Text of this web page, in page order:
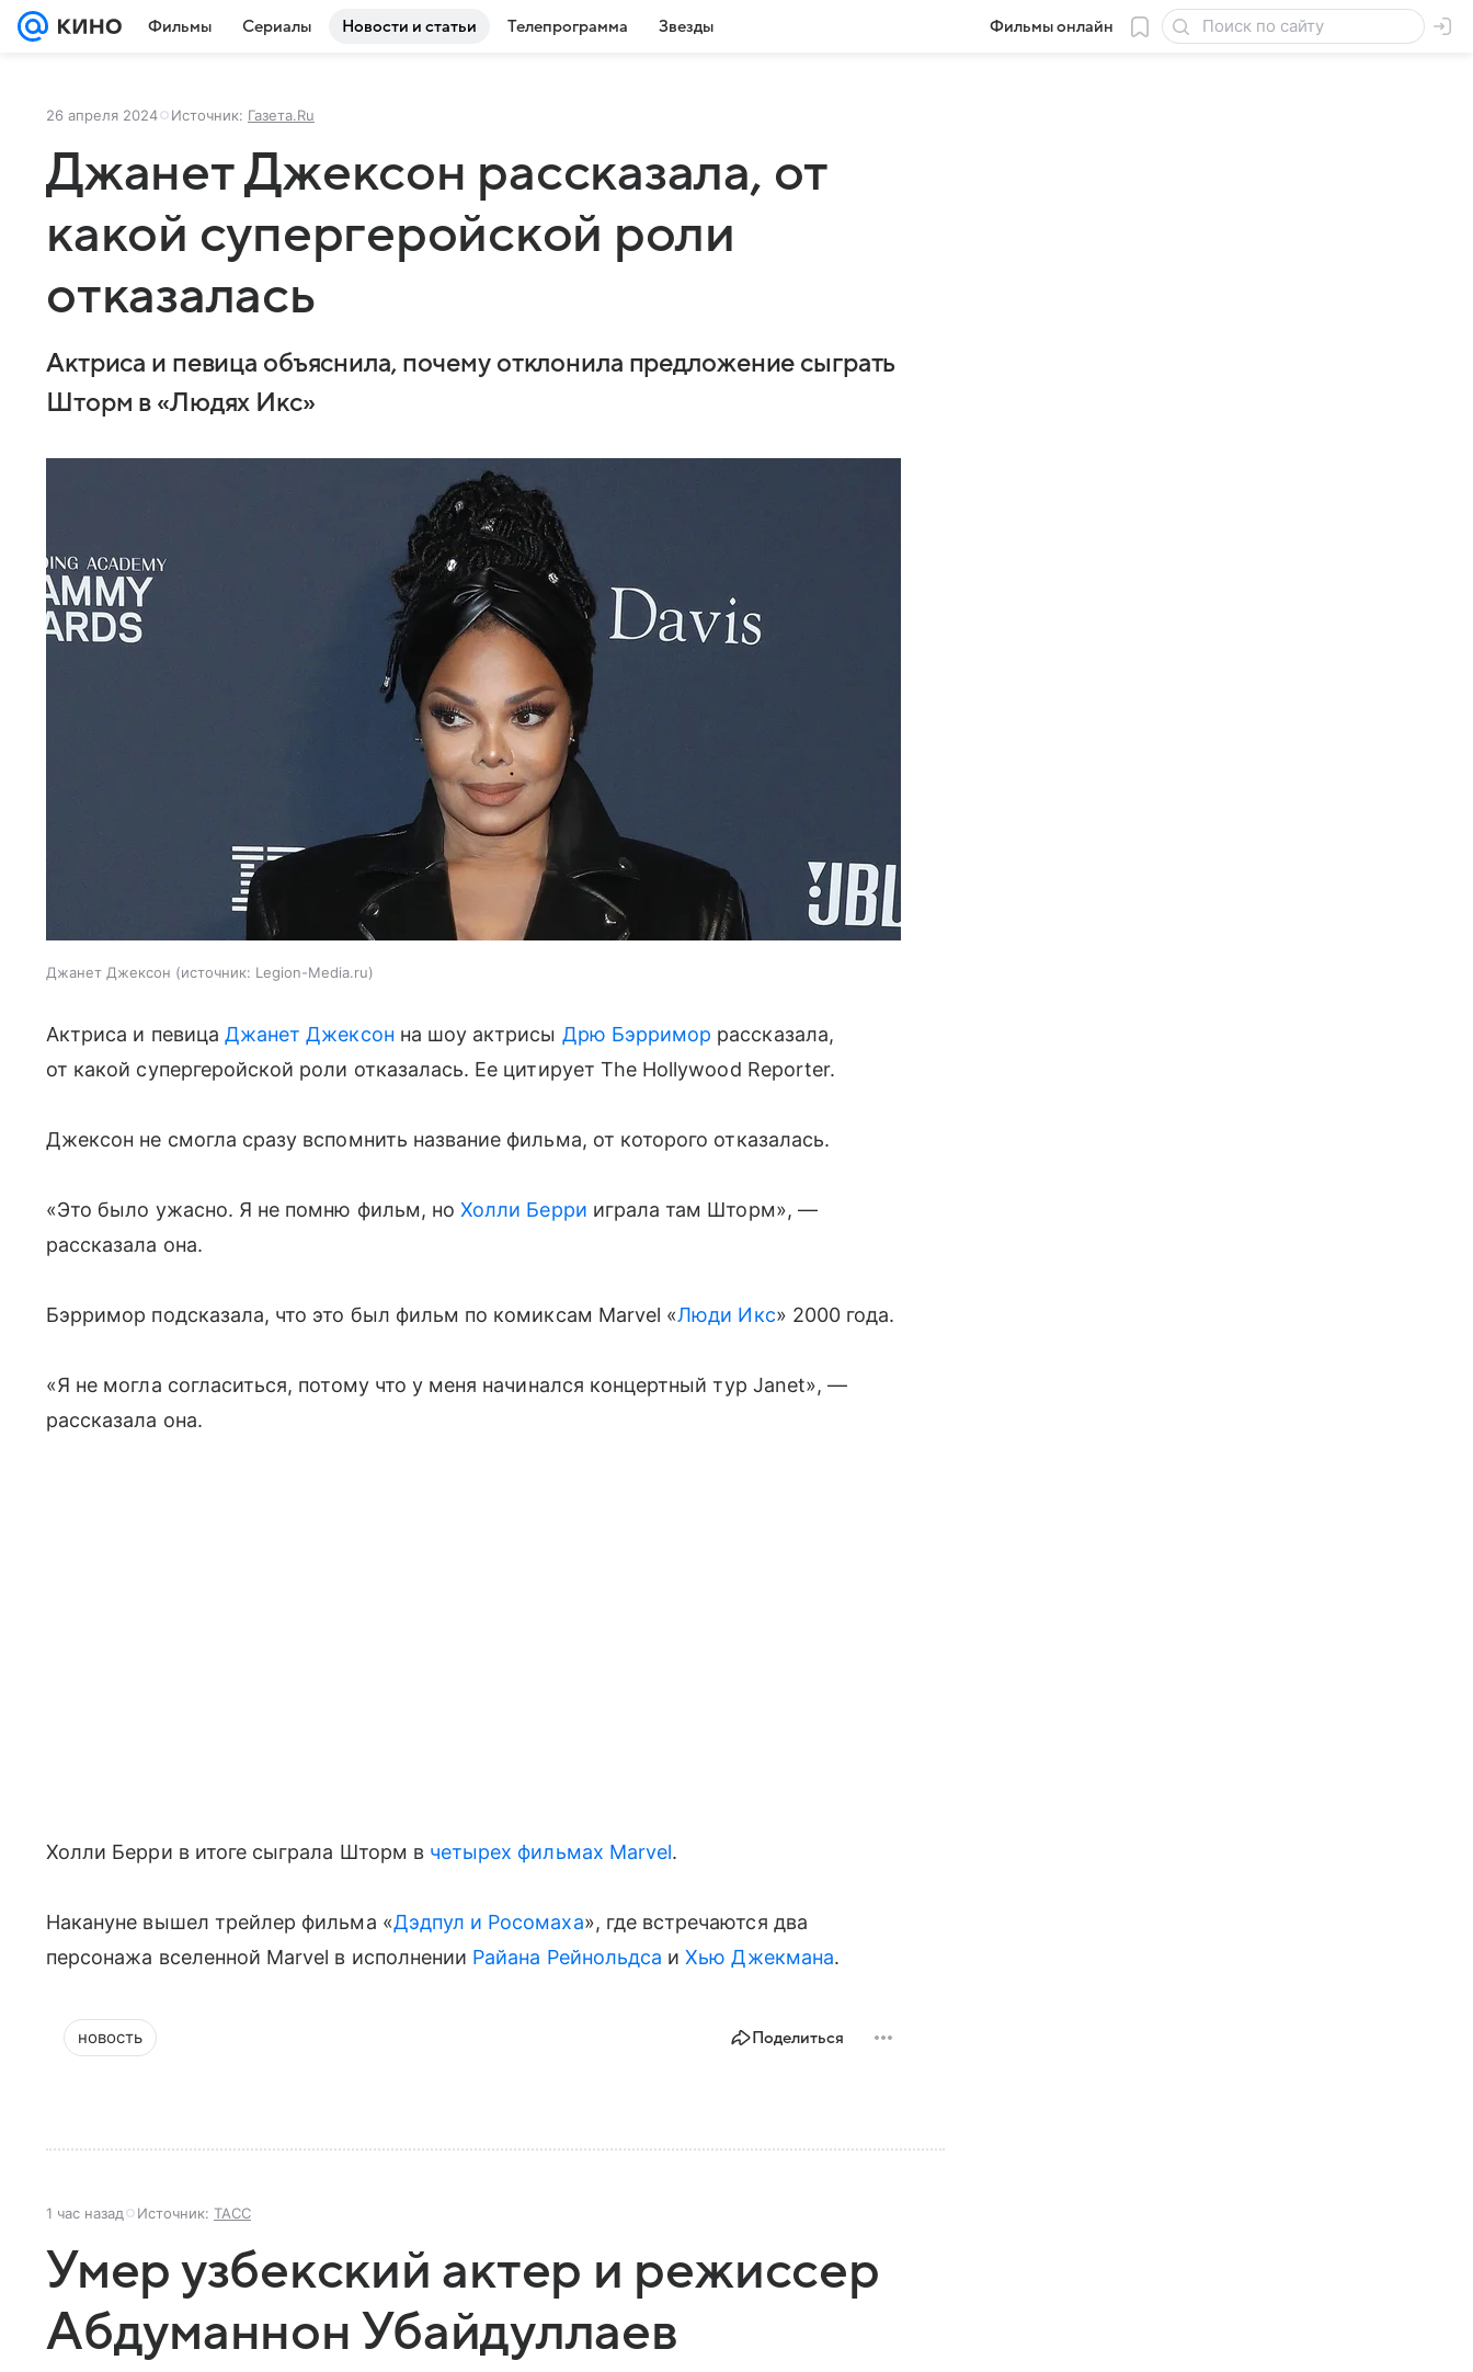
Фильмы Сериалы Новости и статьи Телепрограмма Звезды Фильмы онлайн
26 апреля 2024 Источник: Газета.Ru
Джанет Джексон рассказала, от
какой супергеройской роли
отказалась
Актриса и певица объяснила, почему отклонила предложение сыграть
Шторм в «Людях Икс»
Джанет Джексон источник: Legion-Media.ru
Актриса и певица Джанет Джексон на шоу актрисы Дрю Бэрримор рассказала,
от какой супергеройской роли отказалась. Ее цитирует The Hollywood Reporter.
Джексон не смогла сразу вспомнить название фильма, от которого отказалась.
«Это было ужасно. Я не помню фильм, ноХолли Берри играла там Шторм», —
рассказала она.
Бэрримор подсказала, что это был фильм по комиксам Marvel «Люди Икс» 2000 года.
«Я не могла согласиться, потому что у меня начинался концертный тур Janet», —
рассказала она.
Холли Берри в итоге сыграла Шторм в четырех фильмах Marvel.
Накануне вышел трейлер фильма «Дэдпул и Росомаха», где встречаются два
персонажа вселенной Marvel в исполнении Райана Рейнольдса иХью Джекмана.
новость Поделиться
1 час назад Источник: ТАСС
Умер узбекский актер и режиссер
Абдуманнон Убайдуллаев